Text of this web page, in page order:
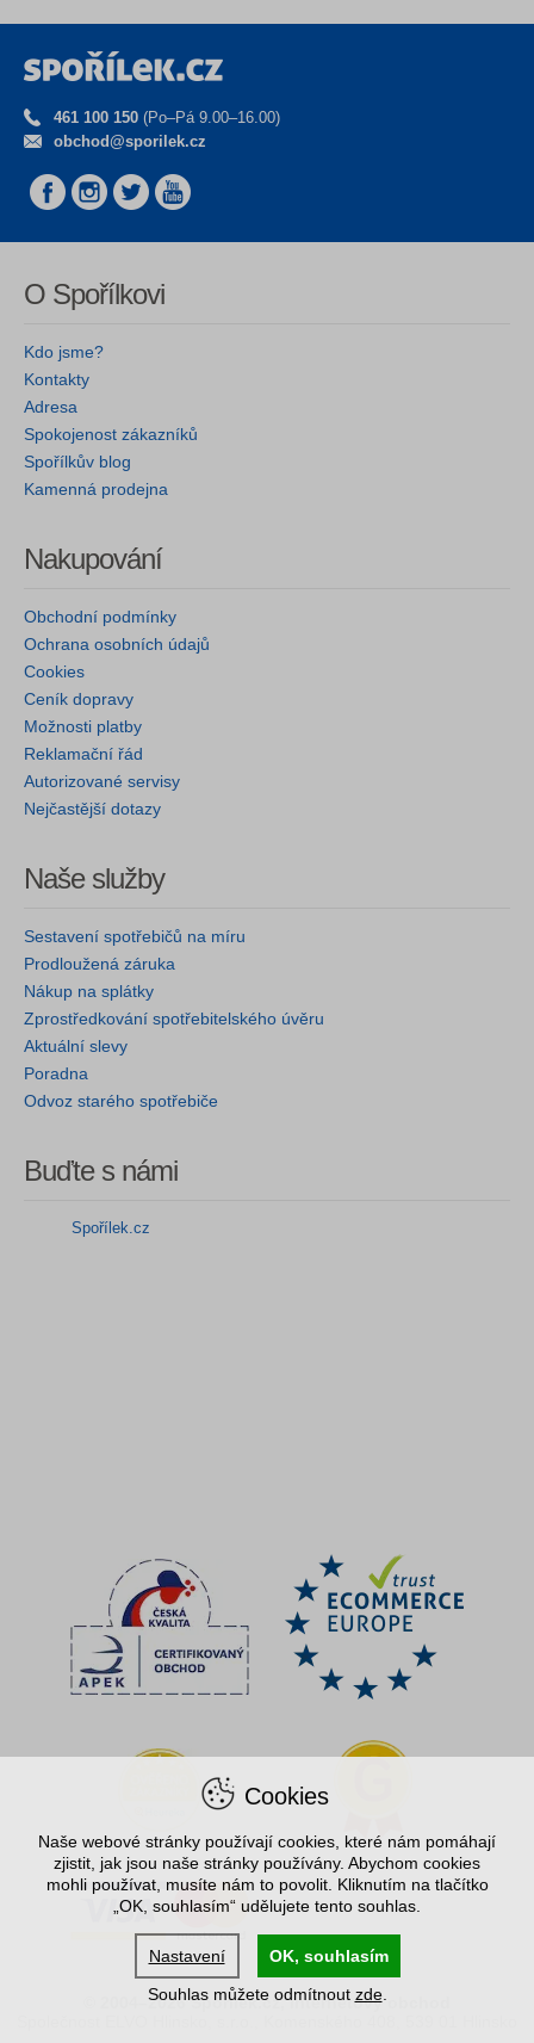
461 100 150 (Po–Pá 9.00–16.00)
obchod@sporilek.cz
O Spořílkovi
Kdo jsme?
Kontakty
Adresa
Spokojenost zákazníků
Spořílkův blog
Kamenná prodejna
Nakupování
Obchodní podmínky
Ochrana osobních údajů
Cookies
Ceník dopravy
Možnosti platby
Reklamační řád
Autorizované servisy
Nejčastější dotazy
Naše služby
Sestavení spotřebičů na míru
Prodloužená záruka
Nákup na splátky
Zprostředkování spotřebitelského úvěru
Aktuální slevy
Poradna
Odvoz starého spotřebiče
Buďte s námi
Spořílek.cz
© 2004–2026 Spořílek.cz, internetový obchod
Cookies
Naše webové stránky používají cookies, které nám pomáhají
zjistit, jak jsou naše stránky používány. Abychom cookies
mohli používat, musíte nám to povolit. Kliknutím na tlačítko
„OK, souhlasím“ udělujete tento souhlas.
Nastavení
OK, souhlasím
Souhlas můžete odmítnout zde.